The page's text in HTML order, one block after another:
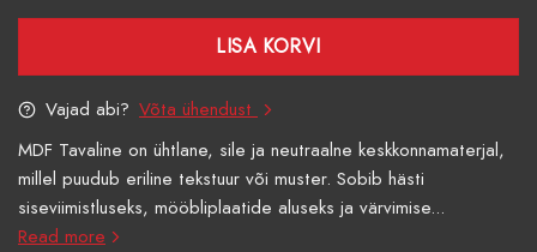
LISA KORVI
Vajad abi? Võta ühendust
MDF Tavaline on ühtlane, sile ja neutraalne keskkonnamaterjal,
millel puudub eriline tekstuur või muster. Sobib hästi
siseviimistluseks, mööbliplaatide aluseks ja värvimise...
Read more